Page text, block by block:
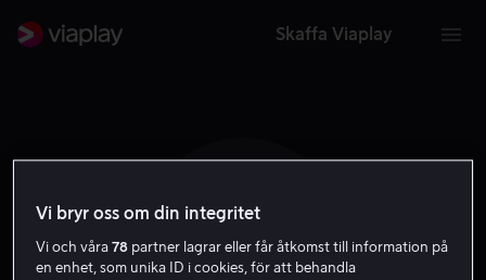
Skaffa Viaplay
B C
Vi bryr oss om din integritet
Vi och våra78 partner lagrar eller får åtkomst till information på
en enhet, som unika ID i cookies, för att behandla